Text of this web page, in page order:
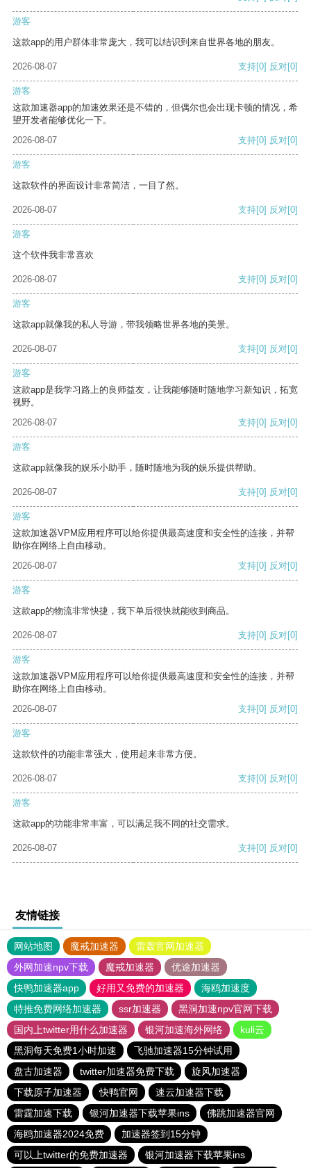
游客
这款app的用户群体非常庞大，我可以结识到来自世界各地的朋友。
2026-08-07 支持[0] 反对[0]
游客
这款加速器app的加速效果还是不错的，但偶尔也会出现卡顿的情况，希
望开发者能够优化一下。
2026-08-07
支持[0] 反对[0]
游客
这款软件的界面设计非常简洁，一目了然。
2026-08-07 支持[0] 反对[0]
游客
这个软件我非常喜欢
2026-08-07 支持[0] 反对[0]
游客
这款app就像我的私人导游，带我领略世界各地的美景。
2026-08-07 支持[0] 反对[0]
游客
这款app是我学习路上的良师益友，让我能够随时随地学习新知识，拓宽
视野。
2026-08-07
支持[0] 反对[0]
游客
这款app就像我的娱乐小助手，随时随地为我的娱乐提供帮助。
2026-08-07 支持[0] 反对[0]
游客
这款加速器VPM应用程序可以给你提供最高速度和安全性的连接，并帮
助你在网络上自由移动。
2026-08-07
支持[0] 反对[0]
游客
这款app的物流非常快捷，我下单后很快就能收到商品。
2026-08-07 支持[0] 反对[0]
游客
这款加速器VPM应用程序可以给你提供最高速度和安全性的连接，并帮
助你在网络上自由移动。
2026-08-07
支持[0] 反对[0]
游客
这款软件的功能非常强大，使用起来非常方便。
2026-08-07 支持[0] 反对[0]
游客
这款app的功能非常丰富，可以满足我不同的社交需求。
2026-08-07 支持[0] 反对[0]
友情链接
网站地图 魔戒加速器
雷轰官网加速器
外网加速npv下载
魔戒加速器
优途加速器
快鸭加速器app
好用又免费的加速器
海鸥加速度
特推免费网络加速器
ssr加速器
黑洞加速npv官网下载
国内上twitter用什么加速器
银河加速海外网络
kuli云
黑洞每天免费1小时加速
飞驰加速器15分钟试用
盘古加速器
twitter加速器免费下载
旋风加速器
下载原子加速器
快鸭官网
速云加速器下载
雷霆加速下载
银河加速器下载苹果ins
佛跳加速器官网
海鸥加速器2024免费
加速器签到15分钟
可以上twitter的免费加速器
银河加速器下载苹果ins